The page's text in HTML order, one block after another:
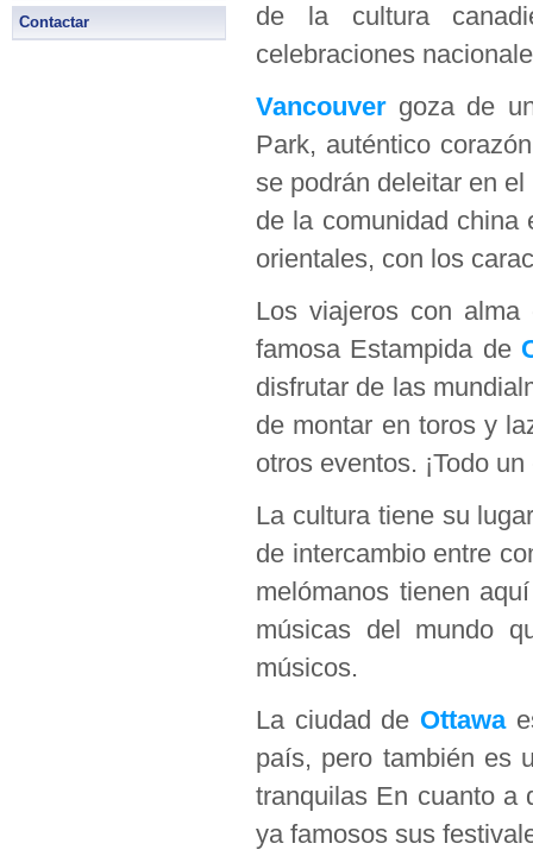
Contactar
de la cultura
celebraciones
Vancouver goza de
Park, auténtico
se podrán deleitar en
de la comunidad china
orientales, con los
Los viajeros con alma
famosa Estampida de
disfrutar de las
de montar en toros y
otros eventos. ¡Todo
La cultura tiene su
de intercambio entre
melómanos tienen
músicas del mundo
músicos.
La ciudad de Ottawa
país, pero también es
tranquilas En cuanto a
ya famosos sus